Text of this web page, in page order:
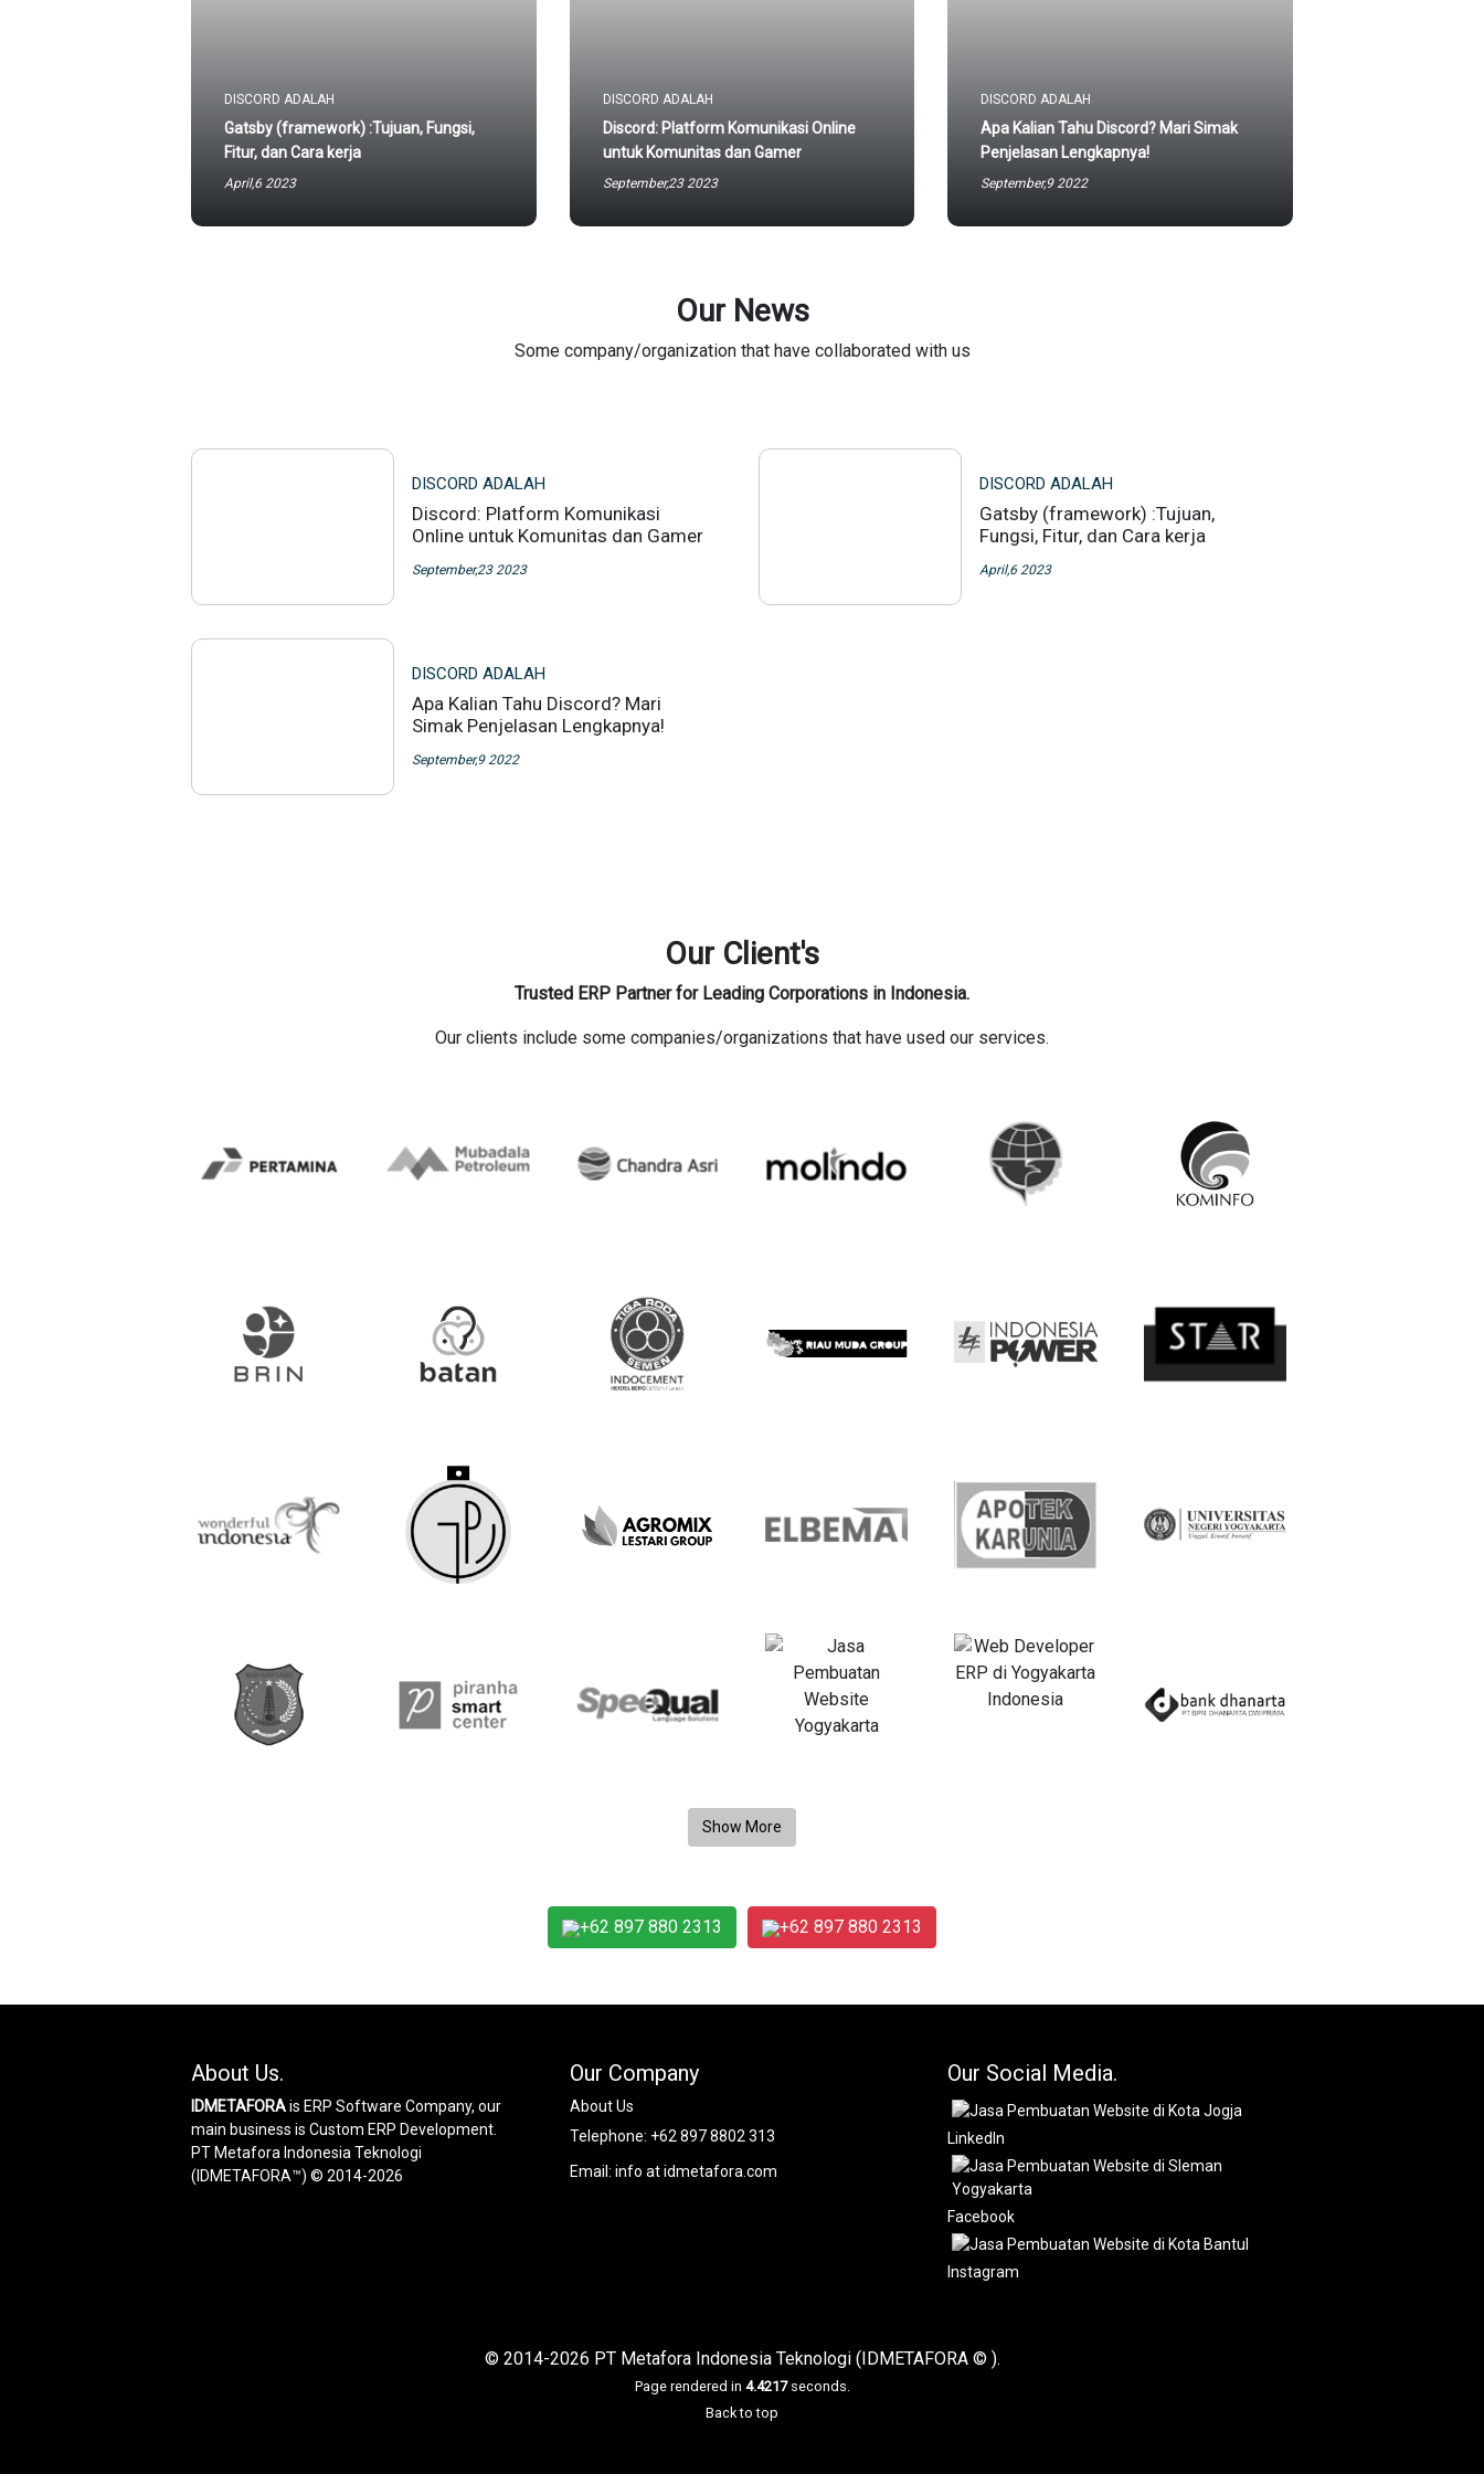
DISCORD ADALAH
Gatsby (framework) :Tujuan, Fungsi,
Fitur, dan Cara kerja
April,6 2023
DISCORD ADALAH
Discord: Platform Komunikasi Online
untuk Komunitas dan Gamer
September,23 2023
DISCORD ADALAH
Apa Kalian Tahu Discord? Mari Simak
Penjelasan Lengkapnya!
September,9 2022
Our News
Some company/organization that have collaborated with us
DISCORD ADALAH
Discord: Platform Komunikasi
Online untuk Komunitas dan Gamer
September,23 2023
DISCORD ADALAH
Gatsby (framework) :Tujuan,
Fungsi, Fitur, dan Cara kerja
April,6 2023
DISCORD ADALAH
Apa Kalian Tahu Discord? Mari
Simak Penjelasan Lengkapnya!
September,9 2022
Our Client's
Trusted ERP Partner for Leading Corporations in Indonesia.
Our clients include some companies/organizations that have used our services.
+62 897 880 2313 +62 897 880 2313
About Us.
IDMETAFORAis ERP Software Company, our
main business is Custom ERP Development.
PT Metafora Indonesia Teknologi
(IDMETAFORA™) © 2014-2026
Our Company
About Us
Telephone: +62 897 8802 313
Email: info at idmetafora.com
Our Social Media.
LinkedIn
Facebook
Instagram
© 2014-2026 PT Metafora Indonesia Teknologi (IDMETAFORA © ).
Page rendered in 4.4217seconds.
Back to top